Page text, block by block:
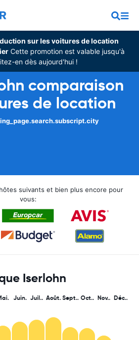
sur les voitures de location
Cette promotion est valable jusqu'à
en dès aujourd'hui !
comparaison
de location
suivants et bien plus encore pour
vous:
Iserlohn
Juin. Juil.. Août. Sept.. Oct.. Nov.. Déc..